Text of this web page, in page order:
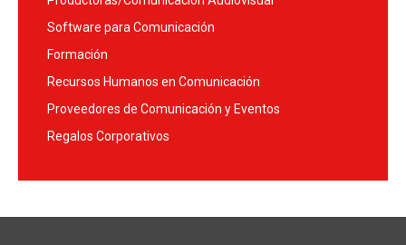
Software para Comunicación
Formación
Recursos Humanos en Comunicación
Proveedores de Comunicación y Eventos
Regalos Corporativos